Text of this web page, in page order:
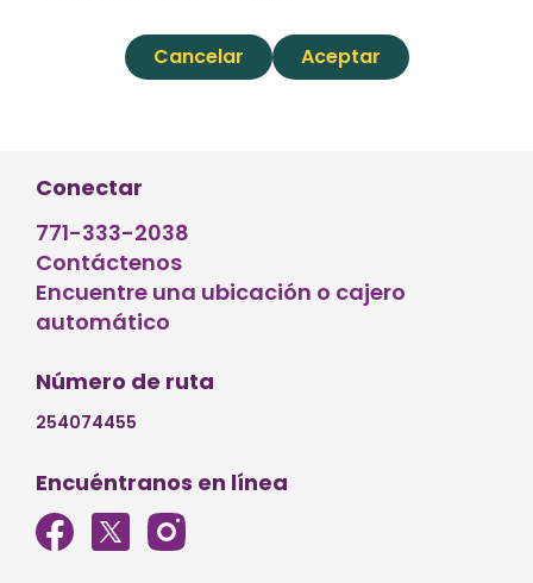
Cancelar Aceptar
Conectar
771-333-2038
Contáctenos
Encuentre una ubicación o cajero
automático
Número de ruta
254074455
Encuéntranos en línea